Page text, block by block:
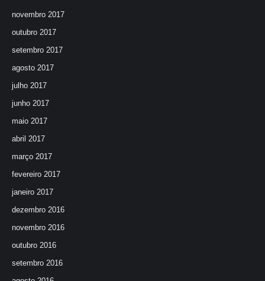
novembro 2017
outubro 2017
setembro 2017
agosto 2017
julho 2017
junho 2017
maio 2017
abril 2017
março 2017
fevereiro 2017
janeiro 2017
dezembro 2016
novembro 2016
outubro 2016
setembro 2016